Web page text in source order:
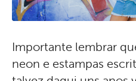
Importante lembrar
neon e estampas